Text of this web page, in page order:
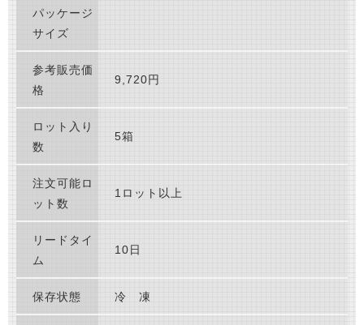
パッケージ
サイズ
参考販売価
格
9,720円
ロット入り
数
5箱
注文可能ロ
ット数
1ロット以上
リードタイ
ム
10日
保存状態 冷 凍